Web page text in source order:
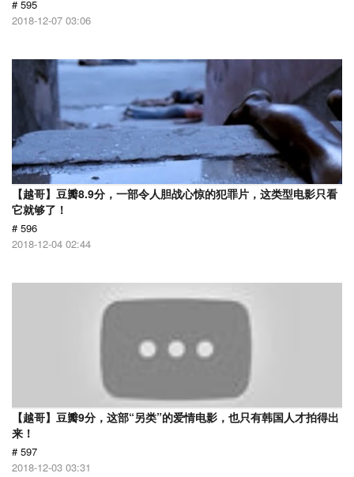
# 595
2018-12-07 03:06
【越哥】豆瓣8.9分，一部令人胆战心惊的犯罪片，这类型电影只看
它就够了！
# 596
2018-12-04 02:44
【越哥】豆瓣9分，这部“另类”的爱情电影，也只有韩国人才拍得出
来！
# 597
2018-12-03 03:31